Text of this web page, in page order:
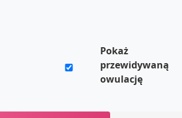
Pokaż
przewidywaną
owulację